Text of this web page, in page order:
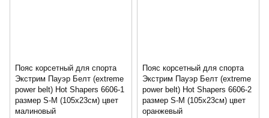
Пояс корсетный для спорта
Экстрим Пауэр Белт (extreme
power belt) Hot Shapers 6606-1
размер S-M (105x23см) цвет
малиновый
Пояс корсетный для спорта
Экстрим Пауэр Белт (extreme
power belt) Hot Shapers 6606-2
размер S-M (105x23см) цвет
оранжевый